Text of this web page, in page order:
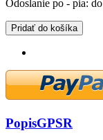
Odoslanie po - pia:
Pridať do košíka
PopisGPSR